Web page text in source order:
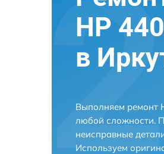
HP
в
Выполняем ремонт
любой сложности.
неисправные
Используем